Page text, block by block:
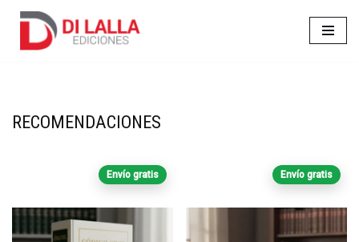
RECOMENDACIONES
Envío gratis Envío gratis